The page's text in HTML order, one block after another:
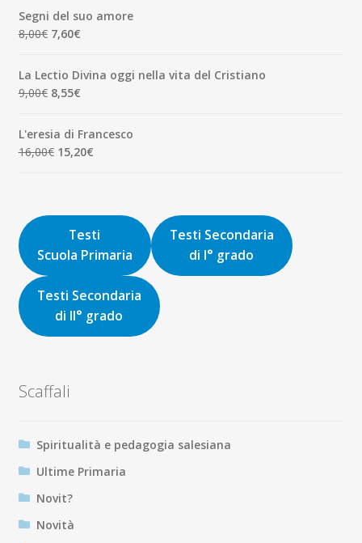
originale
era:
1,90€.
è:
Segni del suo amore
8,00€ Il
originale
era:
8,00€.
7,60€Il
attuale
è:
La Lectio Divina oggi nella vita del Cristiano
9,00€ Il
originale
era:
9,00€.
8,55€Il
attuale
è:
L'eresia di Francesco
16,00€ Il
15,20€Il
15,20€.
Testi
Scuola Primaria
Testi Secondaria
di I° grado
Testi Secondaria
di II° grado
Scaffali
Spiritualità e pedagogia salesiana
Ultime Primaria
Novit?
Novità